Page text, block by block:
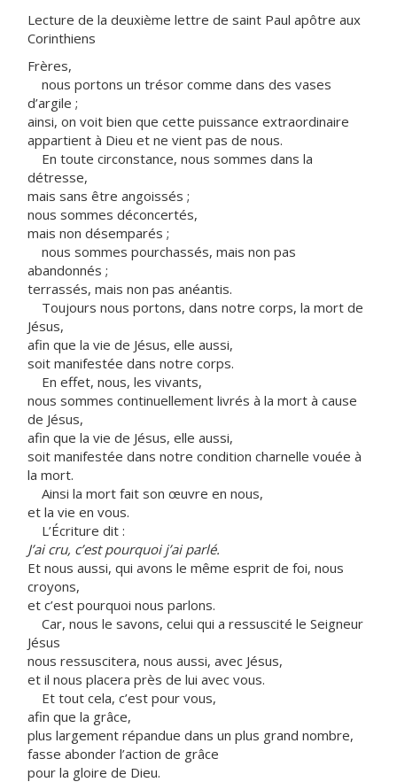
Lecture de la deuxième lettre de saint Paul apôtre aux
Corinthiens
Frères,
nous portons un trésor comme dans des vases
d’argile ;
ainsi, on voit bien que cette puissance extraordinaire
appartient à Dieu et ne vient pas de nous.
En toute circonstance, nous sommes dans la
détresse,
mais sans être angoissés ;
nous sommes déconcertés,
mais non désemparés ;
nous sommes pourchassés, mais non pas
abandonnés ;
terrassés, mais non pas anéantis.
Toujours nous portons, dans notre corps, la mort de
Jésus,
afin que la vie de Jésus, elle aussi,
soit manifestée dans notre corps.
En effet, nous, les vivants,
nous sommes continuellement livrés à la mort à cause
de Jésus,
afin que la vie de Jésus, elle aussi,
soit manifestée dans notre condition charnelle vouée à
la mort.
Ainsi la mort fait son œuvre en nous,
et la vie en vous.
L’Écriture dit :
J’ai cru, c’est pourquoi j’ai parlé.
Et nous aussi, qui avons le même esprit de foi, nous
croyons,
et c’est pourquoi nous parlons.
Car, nous le savons, celui qui a ressuscité le Seigneur
Jésus
nous ressuscitera, nous aussi, avec Jésus,
et il nous placera près de lui avec vous.
Et tout cela, c’est pour vous,
afin que la grâce,
plus largement répandue dans un plus grand nombre,
fasse abonder l’action de grâce
pour la gloire de Dieu.